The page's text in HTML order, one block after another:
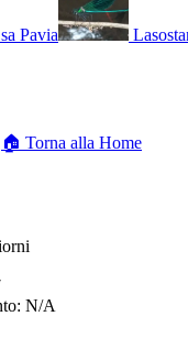
Pavia
🏠 Torna alla Home
N/A